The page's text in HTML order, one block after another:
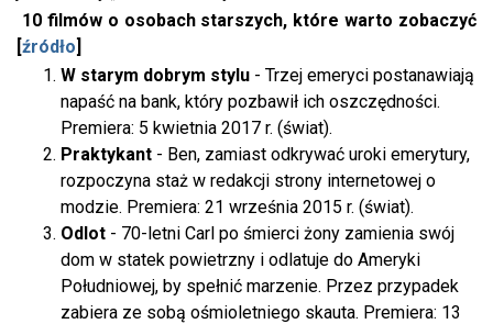
10 filmów o osobach starszych, które warto zobaczyć
[źródło]
W starym dobrym stylu - Trzej emeryci postanawiają
napaść na bank, który pozbawił ich oszczędności.
Premiera: 5 kwietnia 2017 r. (świat).
Praktykant - Ben, zamiast odkrywać uroki emerytury,
rozpoczyna staż w redakcji strony internetowej o
modzie. Premiera: 21 września 2015 r. (świat).
Odlot - 70-letni Carl po śmierci żony zamienia swój
dom w statek powietrzny i odlatuje do Ameryki
Południowej, by spełnić marzenie. Przez przypadek
zabiera ze sobą ośmioletniego skauta. Premiera: 13